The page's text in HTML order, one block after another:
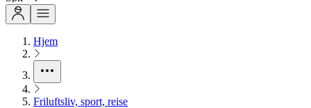
Hjem
Friluftsliv, sport, reise